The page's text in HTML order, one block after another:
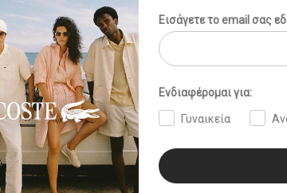
Εισάγετε το email σας
Ενδιαφέρομαι για:
Γυναικεία